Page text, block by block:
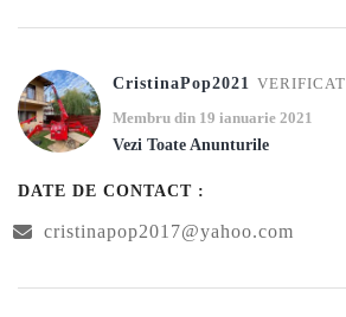
CristinaPop2021 VERIFICAT
Membru din 19 ianuarie 2021
Vezi Toate Anunturile
DATE DE CONTACT :
cristinapop2017@yahoo.com